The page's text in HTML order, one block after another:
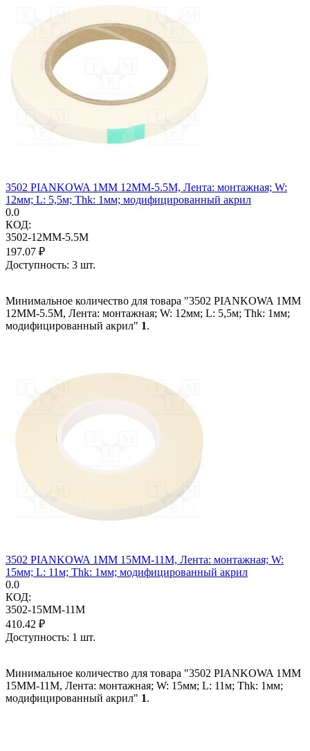
3502 PIANKOWA 1MM 12MM-5.5M, Лента: монтажная; W:
12мм; L: 5,5м; Thk: 1мм; модифицированный акрил
0.0
КОД:
3502-12MM-5.5M
197.07 ₽
Доступность: 3 шт.
Минимальное количество для товара "3502 PIANKOWA 1MM
12MM-5.5M, Лента: монтажная; W: 12мм; L: 5,5м; Thk: 1мм;
модифицированный акрил" 1.
3502 PIANKOWA 1MM 15MM-11M, Лента: монтажная; W:
15мм; L: 11м; Thk: 1мм; модифицированный акрил
0.0
КОД:
3502-15MM-11M
410.42 ₽
Доступность: 1 шт.
Минимальное количество для товара "3502 PIANKOWA 1MM
15MM-11M, Лента: монтажная; W: 15мм; L: 11м; Thk: 1мм;
модифицированный акрил" 1.